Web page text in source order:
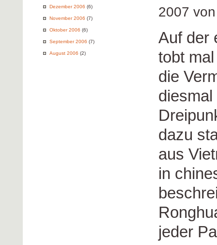
Dezember 2006 (6)
November 2006 (7)
Oktober 2006 (6)
September 2006 (7)
August 2006 (2)
2007
Auf der
tobt
die
dazu
aus
in
jeder